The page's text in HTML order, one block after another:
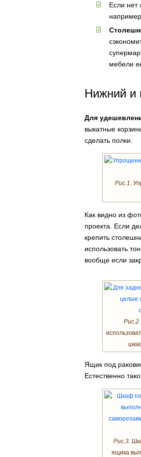
Если нет
мебели
Нижний и
Для
выкатные
сделать полки.
Рис.1.
Как видно из
проекта. Если
крепить
использовать
вообще если
Рис.2.
Ящик под
Естественно
Рис.3.
ящика